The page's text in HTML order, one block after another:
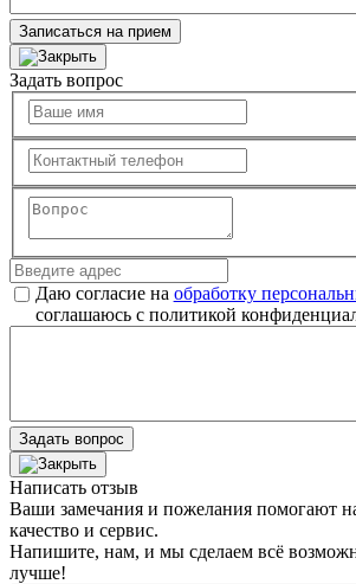
Записаться на прием
Задать вопрос
Даю согласие на обработку
соглашаюсь с политикой
Задать вопрос
Написать отзыв
Ваши замечания и пожелания помогают
качество и сервис.
Напишите, нам, и мы сделаем всё
лучше!